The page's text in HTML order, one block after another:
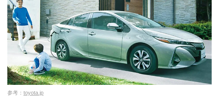
参考： toyota.jp